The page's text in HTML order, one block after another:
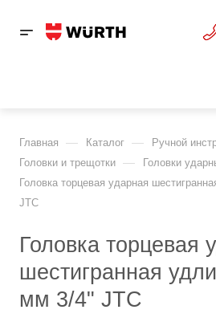
Главная — Каталог — Ручной
Головки и трещотки — Головки
Головка торцевая ударная
JTC
Головка торцевая
шестигранная
мм 3/4" JTC